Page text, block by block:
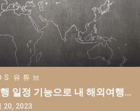
유튜브
일정 기능으로 내 해외여행…
20, 2023